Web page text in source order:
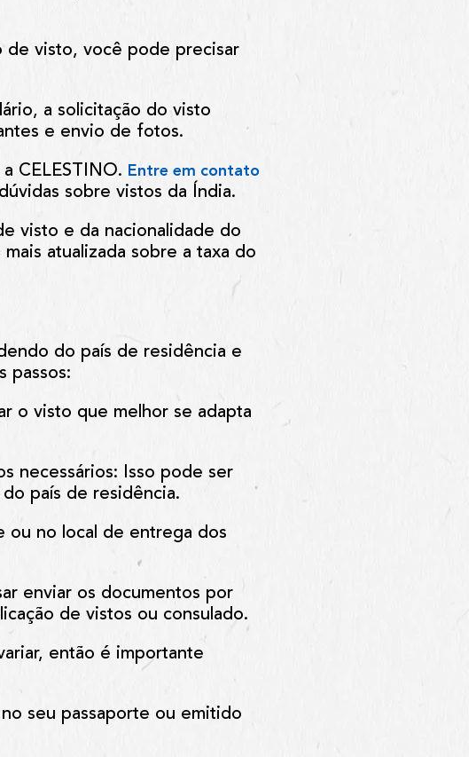
visto, você pode precisar
a solicitação do visto
e envio de fotos.
CELESTINO. Entre em contato
sobre vistos da Índia.
visto e da nacionalidade do
atualizada sobre a taxa do
do país de residência e
passos:
o visto que melhor se adapta
necessários: Isso pode ser
país de residência.
ou no local de entrega dos
enviar os documentos por
de vistos ou consulado.
então é importante
seu passaporte ou emitido